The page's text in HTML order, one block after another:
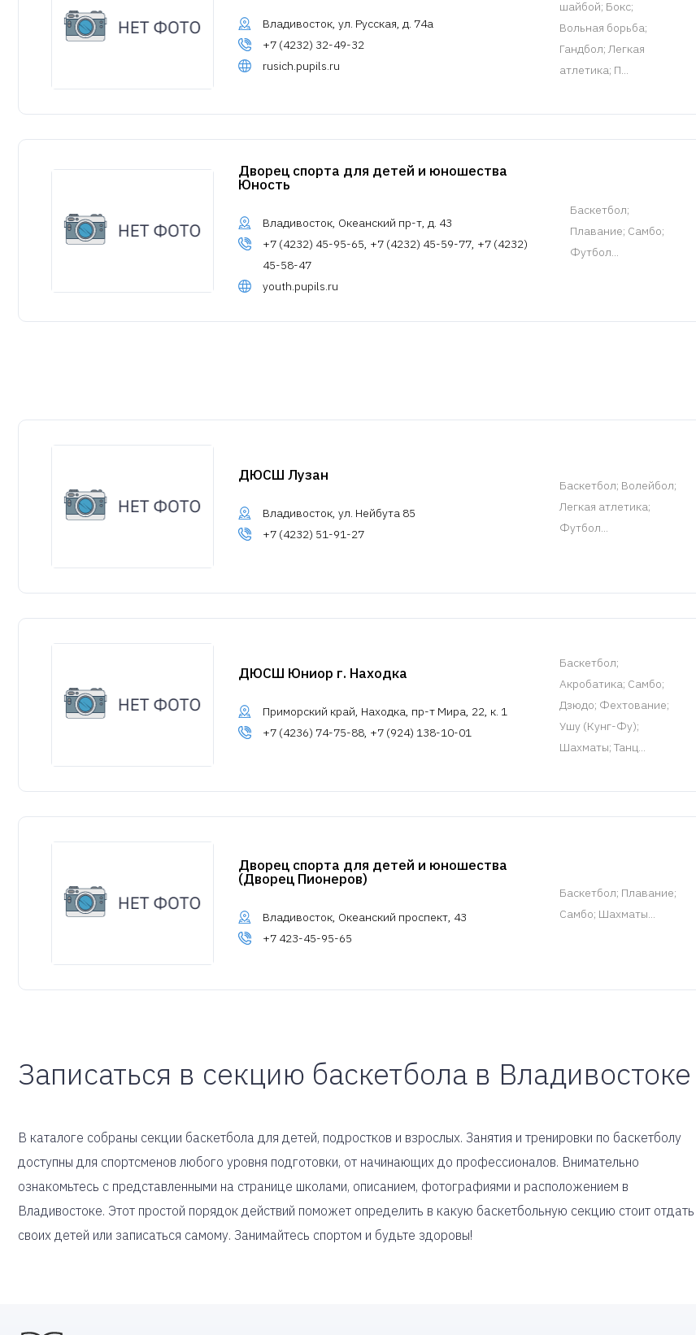
Владивосток, ул. Русская, д. 74а
+7 (4232) 32-49-32
rusich.pupils.ru
шайбой; Бокс;
Вольная борьба;
Гандбол; Легкая
атлетика; П...
Дворец спорта для детей и юношества
Юность
Владивосток, Океанский пр-т, д. 43
+7 (4232) 45-95-65, +7 (4232) 45-59-77, +7 (4232)
45-58-47
youth.pupils.ru
Баскетбол;
Плавание; Самбо;
Футбол...
ДЮСШ Лузан
Владивосток, ул. Нейбута 85
+7 (4232) 51-91-27
Баскетбол; Волейбол;
Легкая атлетика;
Футбол...
ДЮСШ Юниор г. Находка
Приморский край, Находка, пр-т Мира, 22, к. 1
+7 (4236) 74-75-88, +7 (924) 138-10-01
Баскетбол;
Акробатика; Самбо;
Дзюдо; Фехтование;
Ушу (Кунг-Фу);
Шахматы; Танц...
Дворец спорта для детей и юношества
(Дворец Пионеров)
Владивосток, Океанский проспект, 43
+7 423-45-95-65
Баскетбол; Плавание;
Самбо; Шахматы...
Записаться в секцию баскетбола в Владивостоке
В каталоге собраны секции баскетбола для детей, подростков и взрослых. Занятия и тренировки по баскетболу
доступны для спортсменов любого уровня подготовки, от начинающих до профессионалов. Внимательно
ознакомьтесь с представленными на странице школами, описанием, фотографиями и расположением в
Владивостоке. Этот простой порядок действий поможет определить в какую баскетбольную секцию стоит отдать
своих детей или записаться самому. Занимайтесь спортом и будьте здоровы!